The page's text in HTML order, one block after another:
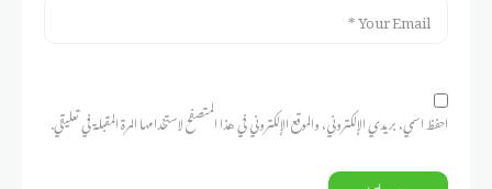
احفظ اسمي، بريدي الإلكتروني، والموقع الإلكتروني في هذا المتصفح لاستخدامها المرة المقبلة في تعليقي.